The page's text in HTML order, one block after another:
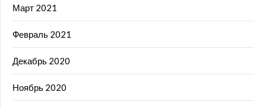
Март 2021
Февраль 2021
Декабрь 2020
Ноябрь 2020